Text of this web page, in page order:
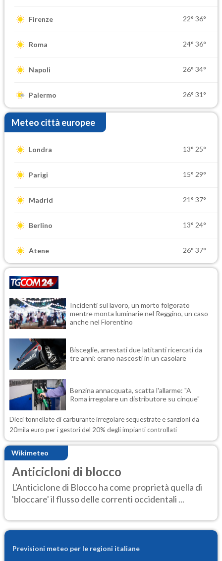
Firenze 22° 36°
Roma 24° 36°
Napoli 26° 34°
Palermo 26° 31°
Meteo città europee
Londra 13° 25°
Parigi 15° 29°
Madrid 21° 37°
Berlino 13° 24°
Atene 26° 37°
Incidenti sul lavoro, un morto folgorato
mentre monta luminarie nel Reggino, un caso
anche nel Fiorentino
Bisceglie, arrestati due latitanti ricercati da
tre anni: erano nascosti in un casolare
Benzina annacquata, scatta l'allarme: "A
Roma irregolare un distributore su cinque"
Dieci tonnellate di carburante irregolare sequestrate e sanzioni da
20mila euro per i gestori del 20% degli impianti controllati
Wikimeteo
Anticicloni di blocco
L'Anticiclone di Blocco ha come proprietà quella di
'bloccare' il flusso delle correnti occidentali ...
Previsioni meteo per le regioni italiane